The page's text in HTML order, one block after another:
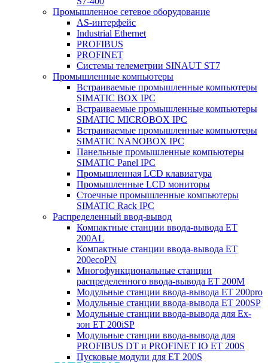
Промышленное сетевое оборудование
AS-интерфейс
Industrial Ethernet
PROFIBUS
PROFINET
Системы телеметрии SINAUT ST7
Промышленные компьютеры
Встраиваемые промышленные компьютеры
SIMATIC BOX IPC
Встраиваемые промышленные компьютеры
SIMATIC MICROBOX IPC
Встраиваемые промышленные компьютеры
SIMATIC NANOBOX IPC
Панельные промышленные компьютеры
SIMATIC Panel IPC
Промышленная LCD клавиатура
Промышленные LCD мониторы
Стоечные промышленные компьютеры
SIMATIC Rack IPC
Распределенный ввод-вывод
Компактные станции ввода-вывода ET
200AL
Компактные станции ввода-вывода ET
200ecoPN
Многофункциональные станции
распределенного ввода-вывода ET 200M
Модульные станции ввода-вывода ET 200pro
Модульные станции ввода-вывода ET 200SP
Модульные станции ввода-вывода для Ex-
зон ET 200iSP
Модульные станции ввода-вывода для
PROFIBUS DT и PROFINET IO ET 200S
Пусковые модули для ET 200S